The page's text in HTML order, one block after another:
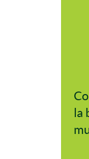
la